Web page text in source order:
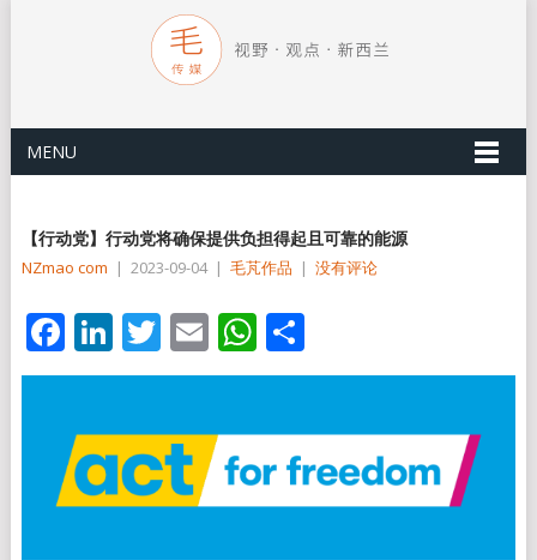
MENU
【行动党】行动党将确保提供负担得起且可靠的能源
NZmao com | 2023-09-04 | 毛芃作品 | 没有评论
Facebook
LinkedIn
Twitter
EmailWhatsApp
分
享